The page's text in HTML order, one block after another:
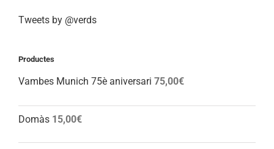
Tweets by @verds
Productes
Vambes Munich 75è aniversari 75,00€
Domàs 15,00€